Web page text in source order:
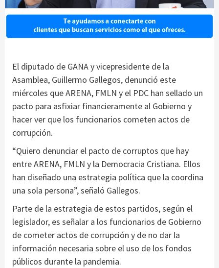
El diputado de GANA y vicepresidente de la
Asamblea, Guillermo Gallegos, denunció este
miércoles que ARENA, FMLN y el PDC han sellado un
pacto para asfixiar financieramente al Gobierno y
hacer ver que los funcionarios cometen actos de
corrupción.
“Quiero denunciar el pacto de corruptos que hay
entre ARENA, FMLN y la Democracia Cristiana. Ellos
han diseñado una estrategia política que la coordina
una sola persona”, señaló Gallegos.
Parte de la estrategia de estos partidos, según el
legislador, es señalar a los funcionarios de Gobierno
de cometer actos de corrupción y de no dar la
información necesaria sobre el uso de los fondos
públicos durante la pandemia.